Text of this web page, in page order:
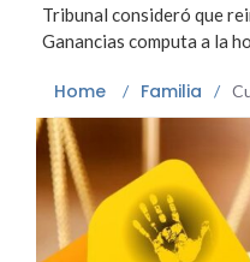
Tribunal consideró que
Ganancias computa a la
Home / Familia /